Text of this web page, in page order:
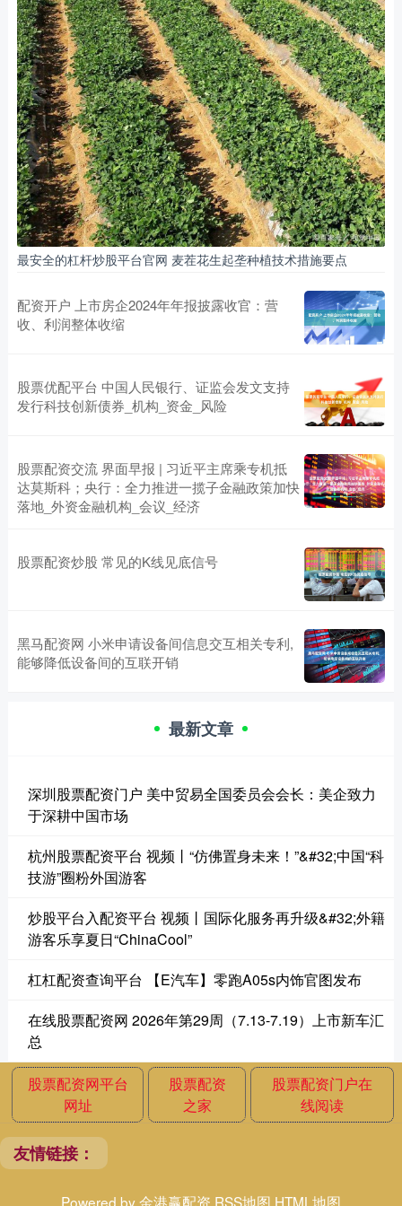
最安全的杠杆炒股平台官网 麦茬花生起垄种植技术措施要点
配资开户 上市房企2024年年报披露收官：营
收、利润整体收缩
股票优配平台 中国人民银行、证监会发文支持
发行科技创新债券_机构_资金_风险
股票配资交流 界面早报 | 习近平主席乘专机抵
达莫斯科；央行：全力推进一揽子金融政策加快
落地_外资金融机构_会议_经济
股票配资炒股 常见的K线见底信号
黑马配资网 小米申请设备间信息交互相关专利,
能够降低设备间的互联开销
最新文章
深圳股票配资门户 美中贸易全国委员会会长：美企致力
于深耕中国市场
杭州股票配资平台 视频丨“仿佛置身未来！”&#32;中国“科
技游”圈粉外国游客
炒股平台入配资平台 视频丨国际化服务再升级&#32;外籍
游客乐享夏日“ChinaCool”
杠杠配资查询平台 【E汽车】零跑A05s内饰官图发布
在线股票配资网 2026年第29周（7.13-7.19）上市新车汇
总
股票配资网平台
网址
股票配资
之家
股票配资门户在
线阅读
友情链接：
Powered by金港赢配资 RSS地图 HTML地图